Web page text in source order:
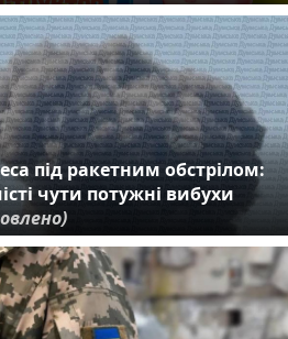
під ракетним обстрілом:
чути потужні вибухи